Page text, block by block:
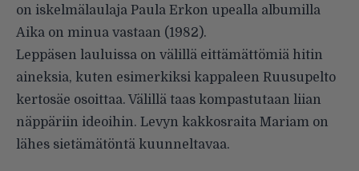
on iskelmälaulaja Paula Erkon upealla albumilla
Aika on minua vastaan (1982).
Leppäsen lauluissa on välillä eittämättömiä hitin
aineksia, kuten esimerkiksi kappaleen Ruusupelto
kertosäe osoittaa. Välillä taas kompastutaan liian
näppäriin ideoihin. Levyn kakkosraita Mariam on
lähes sietämätöntä kuunneltavaa.